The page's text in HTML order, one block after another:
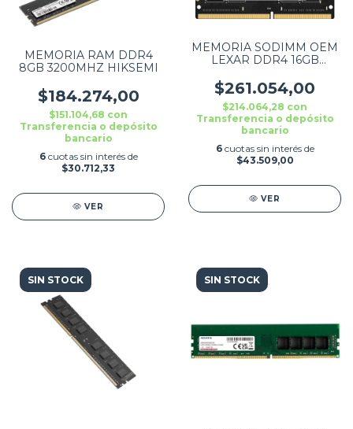
MEMORIA RAM DDR4
8GB 3200MHZ HIKSEMI
$184.274,00
$151.104,68 con
Transferencia o depósito
bancario
6 cuotas sin interés de
$30.712,33
VER
MEMORIA SODIMM OEM
LEXAR DDR4 16GB
$261.054,00
$214.064,28 con
Transferencia o depósito
bancario
6 cuotas sin interés de
$43.509,00
VER
SIN STOCK SIN STOCK